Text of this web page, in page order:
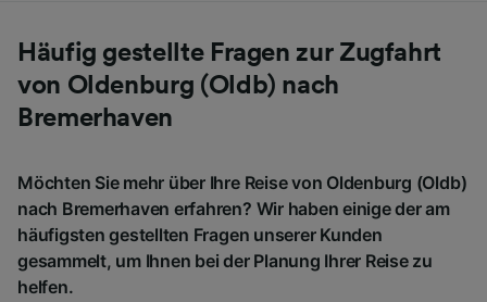
Häufig gestellte Fragen zur Zugfahrt
von Oldenburg (Oldb) nach
Bremerhaven
Möchten Sie mehr über Ihre Reise von Oldenburg (Oldb)
nach Bremerhaven erfahren? Wir haben einige der am
häufigsten gestellten Fragen unserer Kunden
gesammelt, um Ihnen bei der Planung Ihrer Reise zu
helfen.